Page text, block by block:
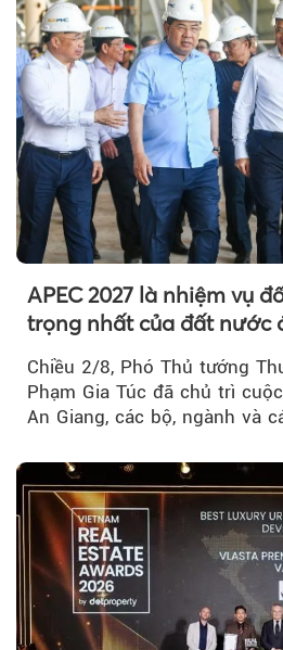
APEC 2027 là nhiệm vụ
trọng nhất của đất nước
Chiều 2/8, Phó Thủ tướng
Phạm Gia Túc đã chủ trì
An Giang, các bộ, ngành và